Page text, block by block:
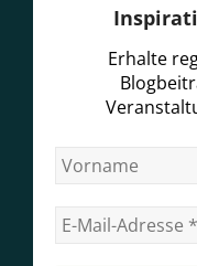
Erhalte